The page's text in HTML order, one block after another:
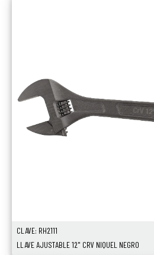
CLAVE: RH2111
LLAVE AJUSTABLE 12" CRV NIQUEL NEGRO